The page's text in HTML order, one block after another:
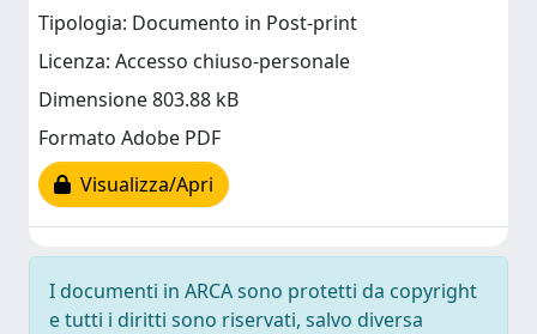
Tipologia: Documento in Post-print
Licenza: Accesso chiuso-personale
Dimensione 803.88 kB
Formato Adobe PDF
Visualizza/Apri
I documenti in ARCA sono protetti da copyright
e tutti i diritti sono riservati, salvo diversa